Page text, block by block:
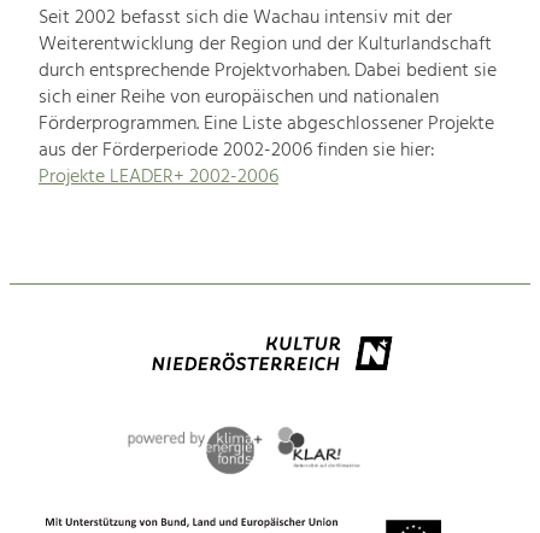
Seit 2002 befasst sich die Wachau intensiv mit der
Weiterentwicklung der Region und der Kulturlandschaft
durch entsprechende Projektvorhaben. Dabei bedient sie
sich einer Reihe von europäischen und nationalen
Förderprogrammen. Eine Liste abgeschlossener Projekte
aus der Förderperiode 2002-2006 finden sie hier:
Projekte LEADER+ 2002-2006